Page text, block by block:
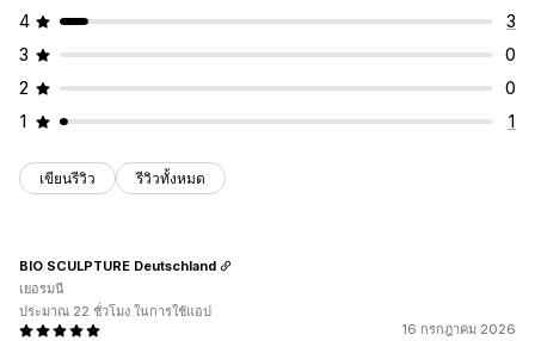
การกำหนดเวลา
การวิเคราะห์และการรายงาน
การติดตามประสิทธิภาพ
4
3
3
0
2
0
1
1
เขียนรีวิว รีวิวทั้งหมด
16 กรกฎาคม 2026
BIO SCULPTURE Deutschland
เยอรมนี
ประมาณ 22 ชั่วโมง ในการใช้แอป